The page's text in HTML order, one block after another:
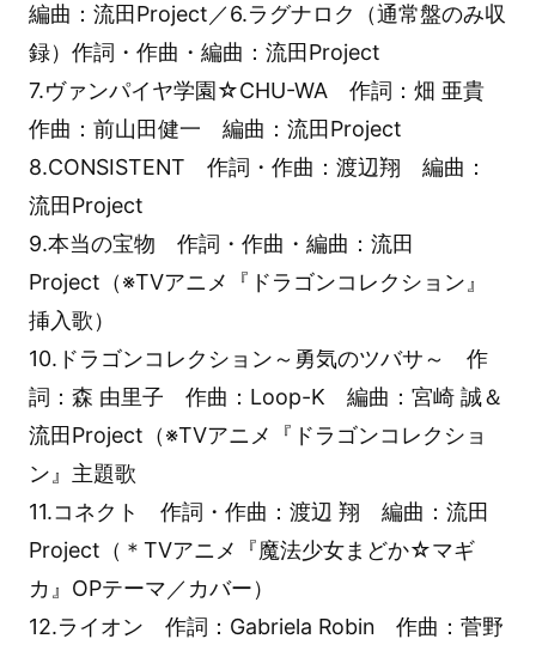
編曲：流田Project／6.ラグナロク（通常盤のみ収
録）作詞・作曲・編曲：流田Project
7.ヴァンパイヤ学園☆CHU-WA 作詞：畑 亜貴
作曲：前山田健一 編曲：流田Project
8.CONSISTENT 作詞・作曲：渡辺翔 編曲：
流田Project
9.本当の宝物 作詞・作曲・編曲：流田
Project（※TVアニメ『ドラゴンコレクション』
挿入歌）
10.ドラゴンコレクション～勇気のツバサ～ 作
詞：森 由里子 作曲：Loop-K 編曲：宮崎 誠＆
流田Project（※TVアニメ『ドラゴンコレクショ
ン』主題歌
11.コネクト 作詞・作曲：渡辺 翔 編曲：流田
Project（＊TVアニメ『魔法少女まどか☆マギ
カ』OPテーマ／カバー）
12.ライオン 作詞：Gabriela Robin 作曲：菅野